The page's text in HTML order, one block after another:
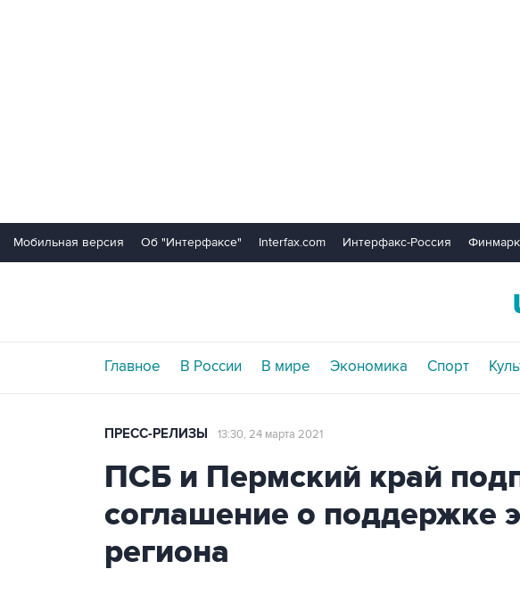
Мобильная версия Об "Интерфаксе" Interfax.com Интерфакс-Россия
Главное В России В мире Экономика Спорт
ПРЕСС-РЕЛИЗЫ 13:30, 24 марта 2021
ПСБ и Пермский край
соглашение о поддержке
региона